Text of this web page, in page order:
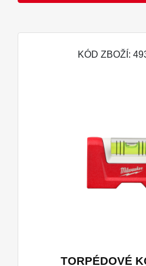
KÓD ZBOŽÍ:
TORPÉDOVÉ